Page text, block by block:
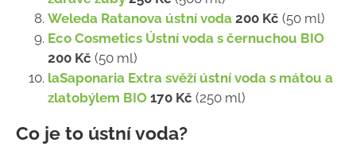
Weleda Ratanova ústní voda 200 Kč (50 ml)
Eco Cosmetics Ústní voda s černuchou BIO
200 Kč (50 ml)
laSaponaria Extra svěží ústní voda s mátou a
zlatobýlem BIO 170 Kč (250 ml)
Co je to ústní voda?